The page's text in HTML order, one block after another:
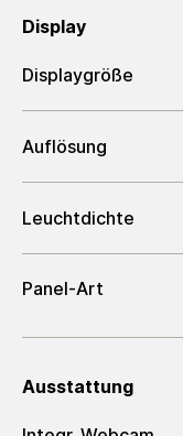
Display
Displaygröße
Auflösung
Leuchtdichte
Panel-Art
Ausstattung